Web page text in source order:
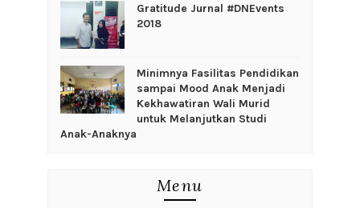
Gratitude Jurnal #DNEvents
2018
‎Minimnya Fasilitas Pendidikan
sampai Mood Anak Menjadi
Kekhawatiran Wali Murid
untuk Melanjutkan Studi
Anak-Anaknya
Menu